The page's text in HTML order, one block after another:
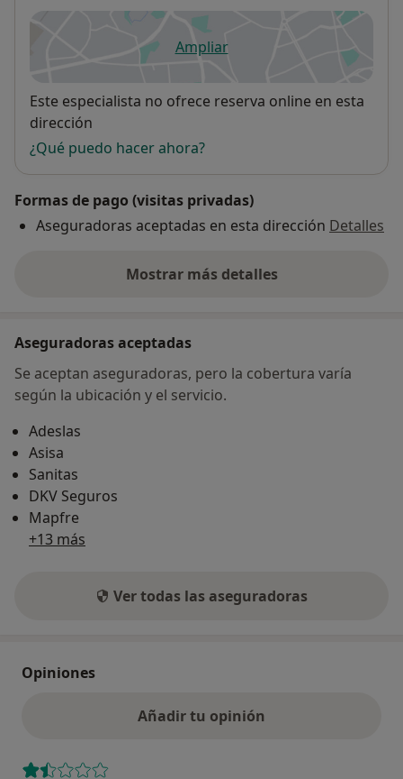
Ampliarse abre en una nueva
Disponibilidad
Este especialista no ofrece reserva online en esta
dirección
¿Qué puedo hacer ahora?
Formas de pago (visitas privadas)
Aseguradoras aceptadas en esta dirección Detalles
Mostrar más detalles
sobre la dirección
Aseguradoras aceptadas
Se aceptan aseguradoras, pero la cobertura varía
según la ubicación y el servicio.
Adeslas
Asisa
Sanitas
DKV Seguros
Mapfre
+13 más
Ver todas las aseguradoras
Opiniones
Añadir tu opinión